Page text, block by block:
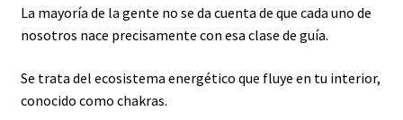
La mayoría de la gente no se da cuenta de que cada uno de
nosotros nace precisamente con esa clase de guía.
Se trata del ecosistema energético que fluye en tu interior,
conocido como chakras.